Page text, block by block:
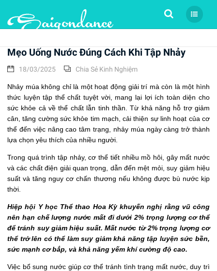
Tìm kiếm
Mẹo Uống Nước Đúng Cách Khi Tập Nhảy
18/03/2025 Chia Sẻ Kinh Nghiệm
Nhảy múa không chỉ là một hoạt động giải trí mà còn là một hình
thức luyện tập thể chất tuyệt vời, mang lại lợi ích toàn diện cho
sức khỏe cả về thể chất lẫn tinh thần. Từ khả năng hỗ trợ giảm
cân, tăng cường sức khỏe tim mạch, cải thiện sự linh hoạt của cơ
thể đến việc nâng cao tâm trạng, nhảy múa ngày càng trở thành
lựa chọn yêu thích của nhiều người.
Trong quá trình tập nhảy, cơ thể tiết nhiều mồ hôi, gây mất nước
và các chất điện giải quan trọng, dẫn đến mệt mỏi, suy giảm hiệu
suất và tăng nguy cơ chấn thương nếu không được bù nước kịp
thời.
Hiệp hội Y học Thể thao Hoa Kỳ khuyến nghị rằng vũ công
nên hạn chế lượng nước mất đi dưới 2% trọng lượng cơ thể
để tránh suy giảm hiệu suất. Mất nước từ 2% trọng lượng cơ
thể trở lên có thể làm suy giảm khả năng tập luyện sức bền,
sức mạnh cơ bắp, và khả năng yếm khí cường độ cao.
Việc bổ sung nước giúp cơ thể tránh tình trạng mất nước, duy trì